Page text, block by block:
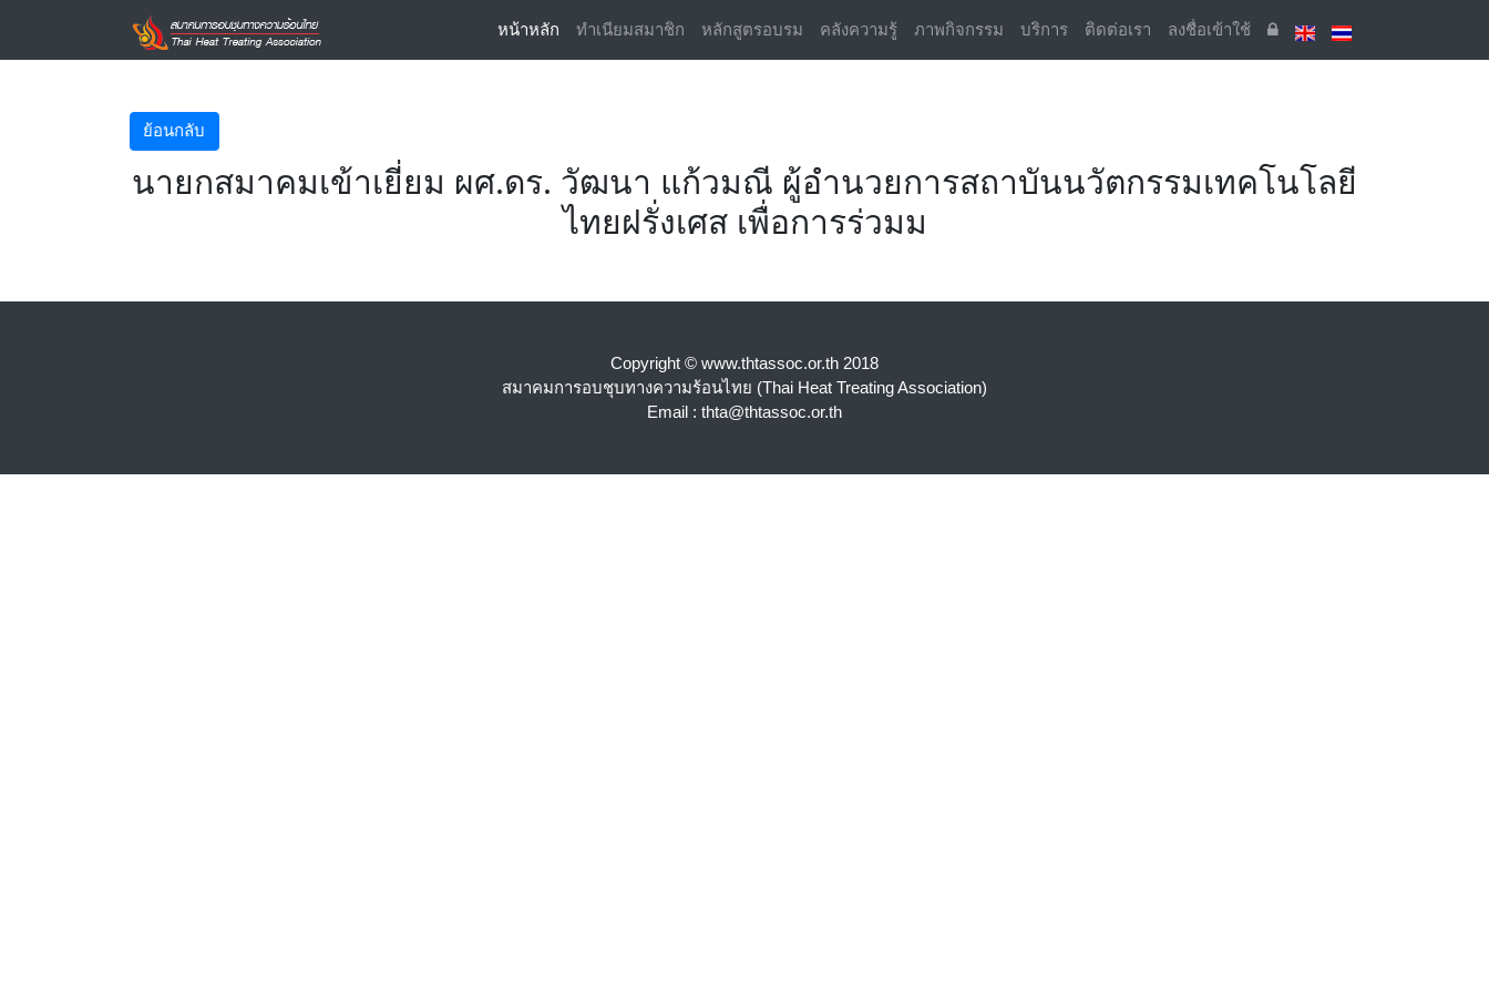
หน้าหลัก(current)
ทำเนียมสมาชิก หลักสูตรอบรม คลังความรู้ ภาพกิจกรรม บริการ ติดต่อเรา ลงชื่อเข้าใช้
ย้อนกลับ
นายกสมาคมเข้าเยี่ยม ผศ.ดร. วัฒนา แก้วมณี ผู้อำนวยการสถาบันนวัตกรรมเทคโนโลยี
ไทยฝรั่งเศส เพื่อการร่วมม
Copyright © www.thtassoc.or.th 2018
สมาคมการอบชุบทางความร้อนไทย (Thai Heat Treating Association)
Email : thta@thtassoc.or.th